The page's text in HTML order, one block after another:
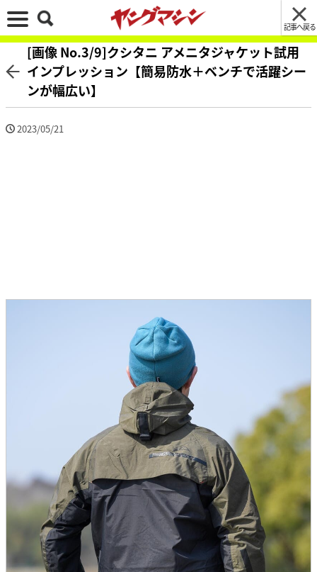
記事へ戻る
[画像 No.3/9]クシタニ アメニタジャケット試用
インプレッション【簡易防水＋ベンチで活躍シー
ンが幅広い】
2023/05/21